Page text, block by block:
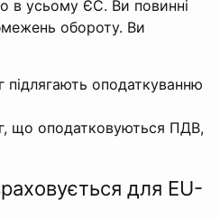
в усьому ЄС. Ви повинні
обороту. Ви
підлягають оподаткуванню
що оподатковуються ПДВ,
для EU-